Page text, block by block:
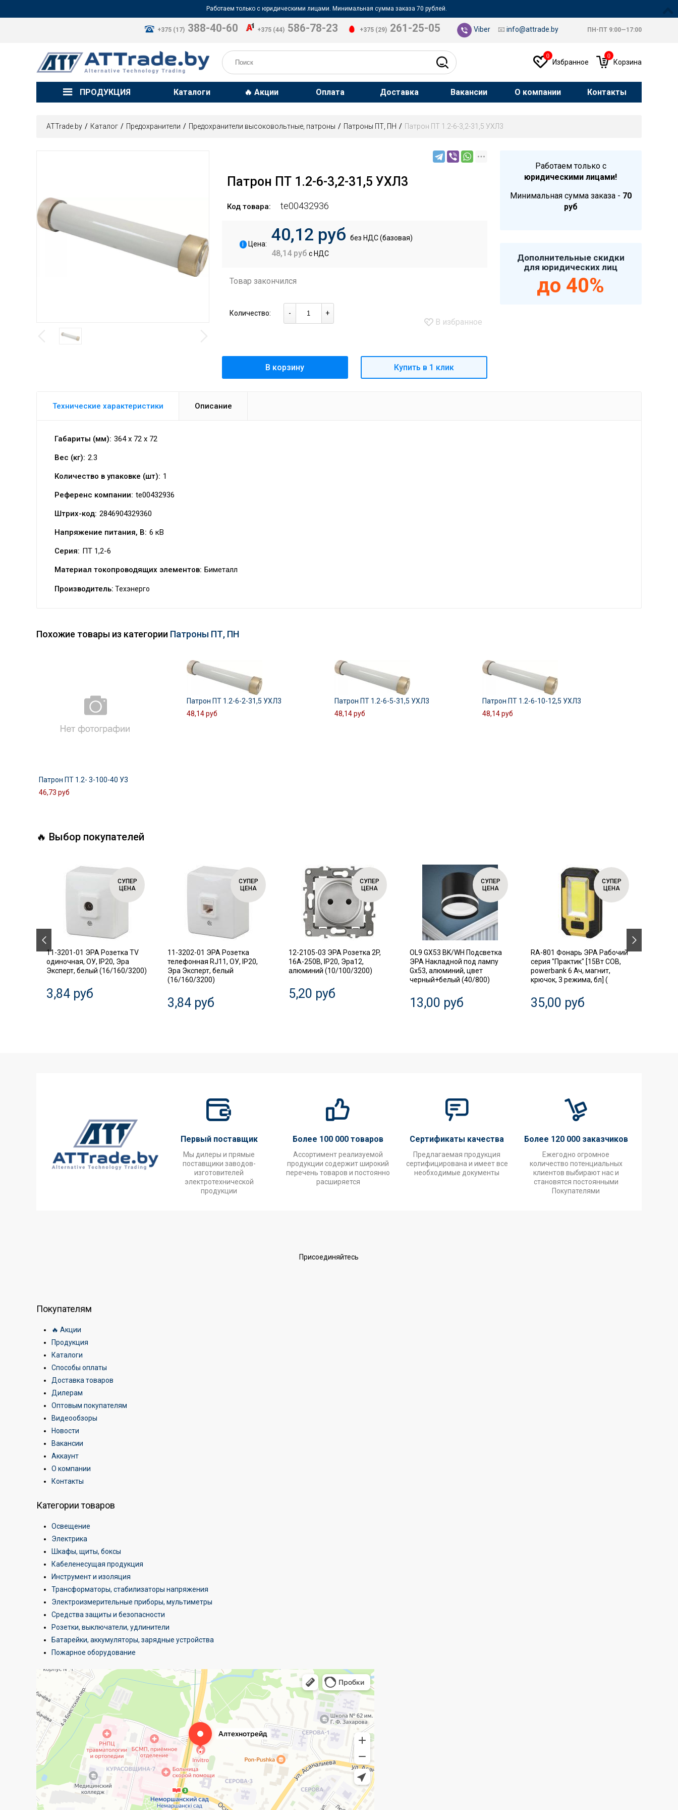
Работаем только с юридическими лицами. Минимальная сумма заказа 70 рублей.
+375 (17) 388-40-60 +375 (44) 586-78-23 +375 (29) 261-25-05 Viber 📧 info@attrade.by ПН-ПТ 9:00—17:00
0
Избранное
0
Корзина
ПРОДУКЦИЯ Каталоги 🔥 Акции Оплата Доставка Вакансии О компании Контакты
ATTrade.by Каталог Предохранители Предохранители высоковольтные, патроны Патроны ПТ, ПН Патрон ПТ 1.2-6-3,2-31,5 УХЛ3
Патрон ПТ 1.2-6-3,2-31,5 УХЛ3
Код товара: te00432936
i Цена: 40,12 руб без НДС (базовая)
48,14 руб с НДС
Товар закончился
Количество: - +
В избранное
В корзину Купить в 1 клик
Технические характеристики Описание
Габариты (мм): 364 x 72 x 72
Вес (кг): 2.3
Количество в упаковке (шт): 1
Референс компании: te00432936
Штрих-код: 2846904329360
Напряжение питания, В: 6 кВ
Серия: ПТ 1,2-6
Материал токопроводящих элементов: Биметалл
Производитель: Техэнерго
Работаем только с
юридическими лицами!
Минимальная сумма заказа - 70
руб
Дополнительные скидки
для юридических лиц
до 40%
Похожие товары из категории Патроны ПТ, ПН
Патрон ПТ 1.2- 3-100-40 У3
46,73 руб
Патрон ПТ 1.2-6-2-31,5 УХЛ3
48,14 руб
Патрон ПТ 1.2-6-5-31,5 УХЛ3
48,14 руб
Патрон ПТ 1.2-6-10-12,5 УХЛ3
48,14 руб
🔥 Выбор покупателей
СУПЕР
ЦЕНА
11-3201-01 ЭРА Розетка TV
одиночная, ОУ, IP20, Эра
Эксперт, белый (16/160/3200)
3,84 руб
СУПЕР
ЦЕНА
11-3202-01 ЭРА Розетка
телефонная RJ11, ОУ, IP20,
Эра Эксперт, белый
(16/160/3200)
3,84 руб
СУПЕР
ЦЕНА
12-2105-03 ЭРА Розетка 2P,
16A-250В, IP20, Эра12,
алюминий (10/100/3200)
5,20 руб
СУПЕР
ЦЕНА
OL9 GX53 BK/WH Подсветка
ЭРА Накладной под лампу
Gx53, алюминий, цвет
черный+белый (40/800)
13,00 руб
СУПЕР
ЦЕНА
RA-801 Фонарь ЭРА Рабочий
серия "Практик" [15Вт COB,
powerbank 6 Ач, магнит,
крючок, 3 режима, бл] (
35,00 руб
Первый поставщик
Мы дилеры и прямые
поставщики заводов-
изготовителей
электротехнической
продукции
Более 100 000 товаров
Ассортимент реализуемой
продукции содержит широкий
перечень товаров и постоянно
расширяется
Сертификаты качества
Предлагаемая продукция
сертифицирована и имеет все
необходимые документы
Более 120 000 заказчиков
Ежегодно огромное
количество потенциальных
клиентов выбирают нас и
становятся постоянными
Покупателями
Присоединяйтесь
Покупателям
🔥 Акции
Продукция
Каталоги
Способы оплаты
Доставка товаров
Дилерам
Оптовым покупателям
Видеообзоры
Новости
Вакансии
Аккаунт
О компании
Контакты
Категории товаров
Освещение
Электрика
Шкафы, щиты, боксы
Кабеленесущая продукция
Инструмент и изоляция
Трансформаторы, стабилизаторы напряжения
Электроизмерительные приборы, мультиметры
Средства защиты и безопасности
Розетки, выключатели, удлинители
Батарейки, аккумуляторы, зарядные устройства
Пожарное оборудование
Электротехническая продукция в Минске
Оптовая компания в Минске